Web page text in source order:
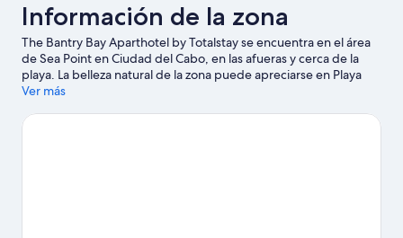
Información de la zona
The Bantry Bay Aparthotel by Totalstay se encuentra en el área
de Sea Point en Ciudad del Cabo, en las afueras y cerca de la
playa. La belleza natural de la zona puede apreciarse en Playa
Camps Bay y Table Mountain. ¿Viajas con niños? No te pierdas
partido en Estadio de Ciudad del Cabo. Las actividades como
Ver más